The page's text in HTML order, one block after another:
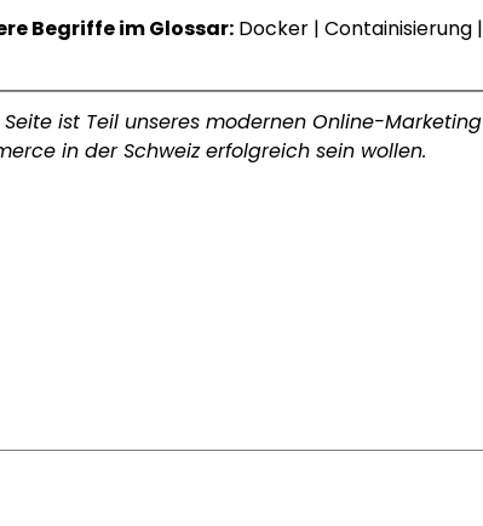
Begriffe im Glossar: Docker | Containisierung |
Seite ist Teil unseres modernen Online-
in der Schweiz erfolgreich sein wollen.